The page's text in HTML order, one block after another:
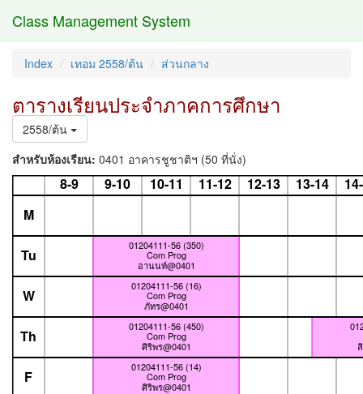
Class Management System
Index เทอม 2558/ต้น ส่วนกลาง
ตารางเรียนประจำภาคการศึกษา
2558/ต้น
สำหรับห้องเรียน: 0401 อาคารชูชาติฯ (50 ที่นั่ง)
8-9 9-10 10-11 11-12 12-13 13-14
01204111-56 (14)
Com Prog
ศิริพร@0401
01204111-56 (16)
Com Prog
ภัทร@0401
01204111-56 (350)
Com Prog
อานนท์@0401
01204111-56 (450)
Com Prog
ศิริพร@0401
M
Tu
W
Th
F